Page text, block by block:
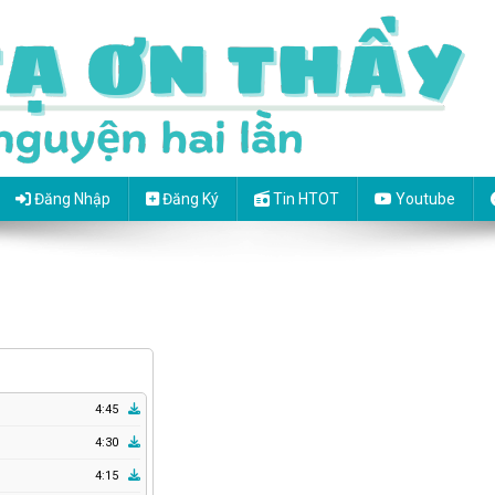
Đăng Nhập Đăng Ký Tin HTOT Youtube
4:45
4:30
4:15